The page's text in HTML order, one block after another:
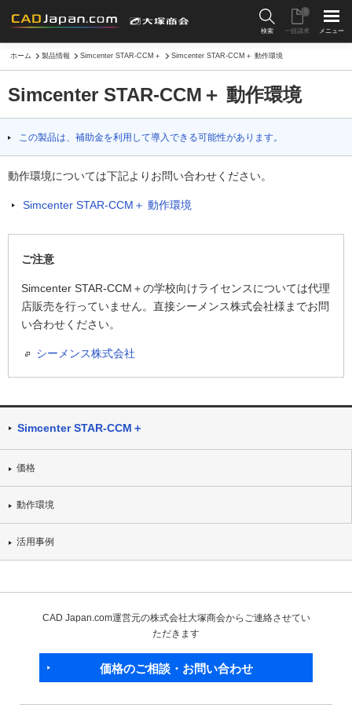
検索 一括請求
0
メニュー
ホーム 製品情報 Simcenter STAR-CCM＋ Simcenter STAR-CCM＋ 動作環境
Simcenter STAR-CCM＋ 動作環境
この製品は、補助金を利用して導入できる可能性があります。
動作環境については下記よりお問い合わせください。
Simcenter STAR-CCM＋ 動作環境
ご注意
Simcenter STAR-CCM＋の学校向けライセンスについては代理
店販売を行っていません。直接シーメンス株式会社様までお問
い合わせください。
シーメンス株式会社
Simcenter STAR-CCM＋
価格
動作環境
活用事例
CAD Japan.com運営元の株式会社大塚商会からご連絡させてい
ただきます
価格のご相談・お問い合わせ